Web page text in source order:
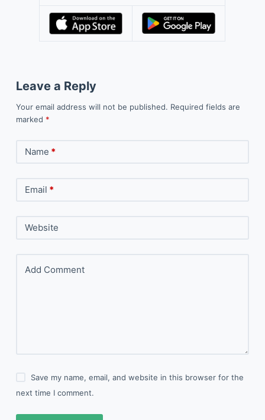
Leave a Reply
Your email address will not be published. Required fields are
marked *
Name *
Email *
Website
Add Comment
Save my name, email, and website in this browser for the
next time I comment.